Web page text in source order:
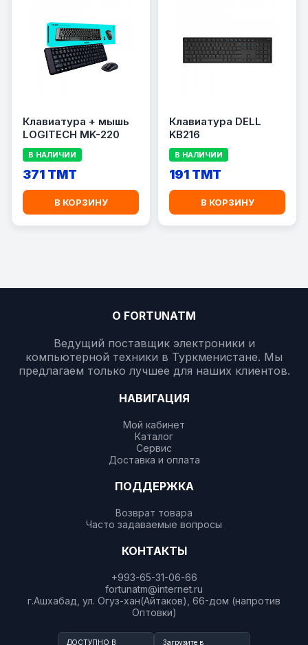
Клавиатура + мышь
LOGITECH MK-220
В НАЛИЧИИ
371 TMT
В КОРЗИНУ
Клавиатура DELL
KB216
В НАЛИЧИИ
191 TMT
В КОРЗИНУ
О FORTUNATM
Ведущий поставщик электроники и
компьютерной техники в Туркменистане. Мы
предлагаем только лучшее для наших клиентов.
НАВИГАЦИЯ
Мой кабинет
Каталог
Сервис
Доставка и оплата
ПОДДЕРЖКА
Возврат товара
Часто задаваемые вопросы
КОНТАКТЫ
+993-65-31-06-66
fortunatm@internet.ru
г.Ашхабад, ул. Огуз-хан(Айтаков), 66-дом (напротив
Оптовки)
ДОСТУПНО В Загрузите в